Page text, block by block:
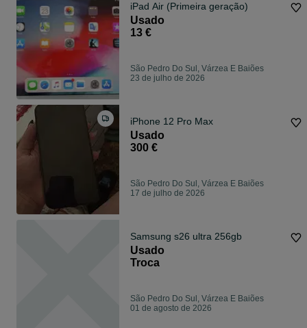
iPad Air (Primeira geração)
Usado
13 €
São Pedro Do Sul, Várzea E Baiões
23 de julho de 2026
iPhone 12 Pro Max
Usado
300 €
São Pedro Do Sul, Várzea E Baiões
17 de julho de 2026
Samsung s26 ultra 256gb
Usado
Troca
São Pedro Do Sul, Várzea E Baiões
01 de agosto de 2026